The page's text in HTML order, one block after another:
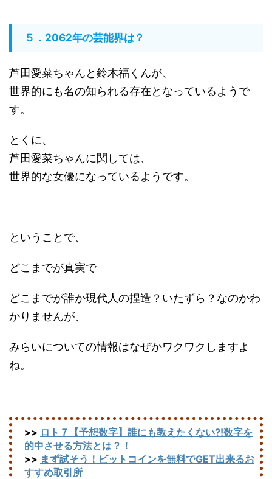
５．2062年の芸能界は？
芦田愛菜ちゃんと鈴木福くんが、
世界的にも名の知られる存在となっているようで
す。
とくに、
芦田愛菜ちゃんに関しては、
世界的な女優になっているようです。
ということで、
どこまでが真実で
どこまでが誰か現代人の捏造？いたずら？なのかわ
かりませんが、
みらいについての情報はなぜかワクワクしますよ
ね。
>> ロト７【予想数字】誰にも教えたくない?!数字を
的中させる方法とは？！
>> まず試そう！ビットコインを無料でGET出来るお
すすめ取引所